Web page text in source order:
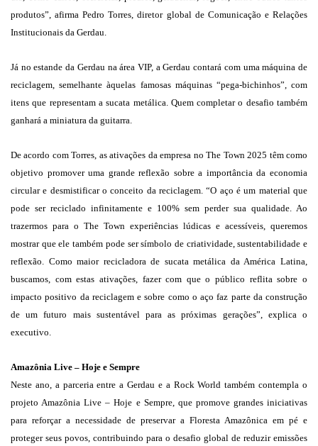
produtos”, afirma Pedro Torres, diretor global de Comunicação e Relações
Institucionais da Gerdau.
Já no estande da Gerdau na área VIP, a Gerdau contará com uma máquina de
reciclagem, semelhante àquelas famosas máquinas “pega-bichinhos”, com
itens que representam a sucata metálica. Quem completar o desafio também
ganhará a miniatura da guitarra.
De acordo com Torres, as ativações da empresa no The Town 2025 têm como
objetivo promover uma grande reflexão sobre a importância da economia
circular e desmistificar o conceito da reciclagem. “O aço é um material que
pode ser reciclado infinitamente e 100% sem perder sua qualidade. Ao
trazermos para o The Town experiências lúdicas e acessíveis, queremos
mostrar que ele também pode ser símbolo de criatividade, sustentabilidade e
reflexão. Como maior recicladora de sucata metálica da América Latina,
buscamos, com estas ativações, fazer com que o público reflita sobre o
impacto positivo da reciclagem e sobre como o aço faz parte da construção
de um futuro mais sustentável para as próximas gerações”, explica o
executivo.
Amazônia Live – Hoje e Sempre
Neste ano, a parceria entre a Gerdau e a Rock World também contempla o
projeto Amazônia Live – Hoje e Sempre, que promove grandes iniciativas
para reforçar a necessidade de preservar a Floresta Amazônica em pé e
proteger seus povos, contribuindo para o desafio global de reduzir emissões